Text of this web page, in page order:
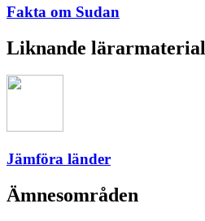
Fakta om Sudan
Liknande lärarmaterial
Jämföra länder
Ämnesområden